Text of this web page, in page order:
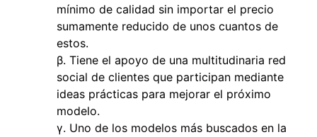
mínimo de calidad sin importar el precio
sumamente reducido de unos cuantos de
estos.
Tiene el apoyo de una multitudinaria red
social de clientes que participan mediante
ideas prácticas para mejorar el próximo
modelo.
Uno de los modelos más buscados en la